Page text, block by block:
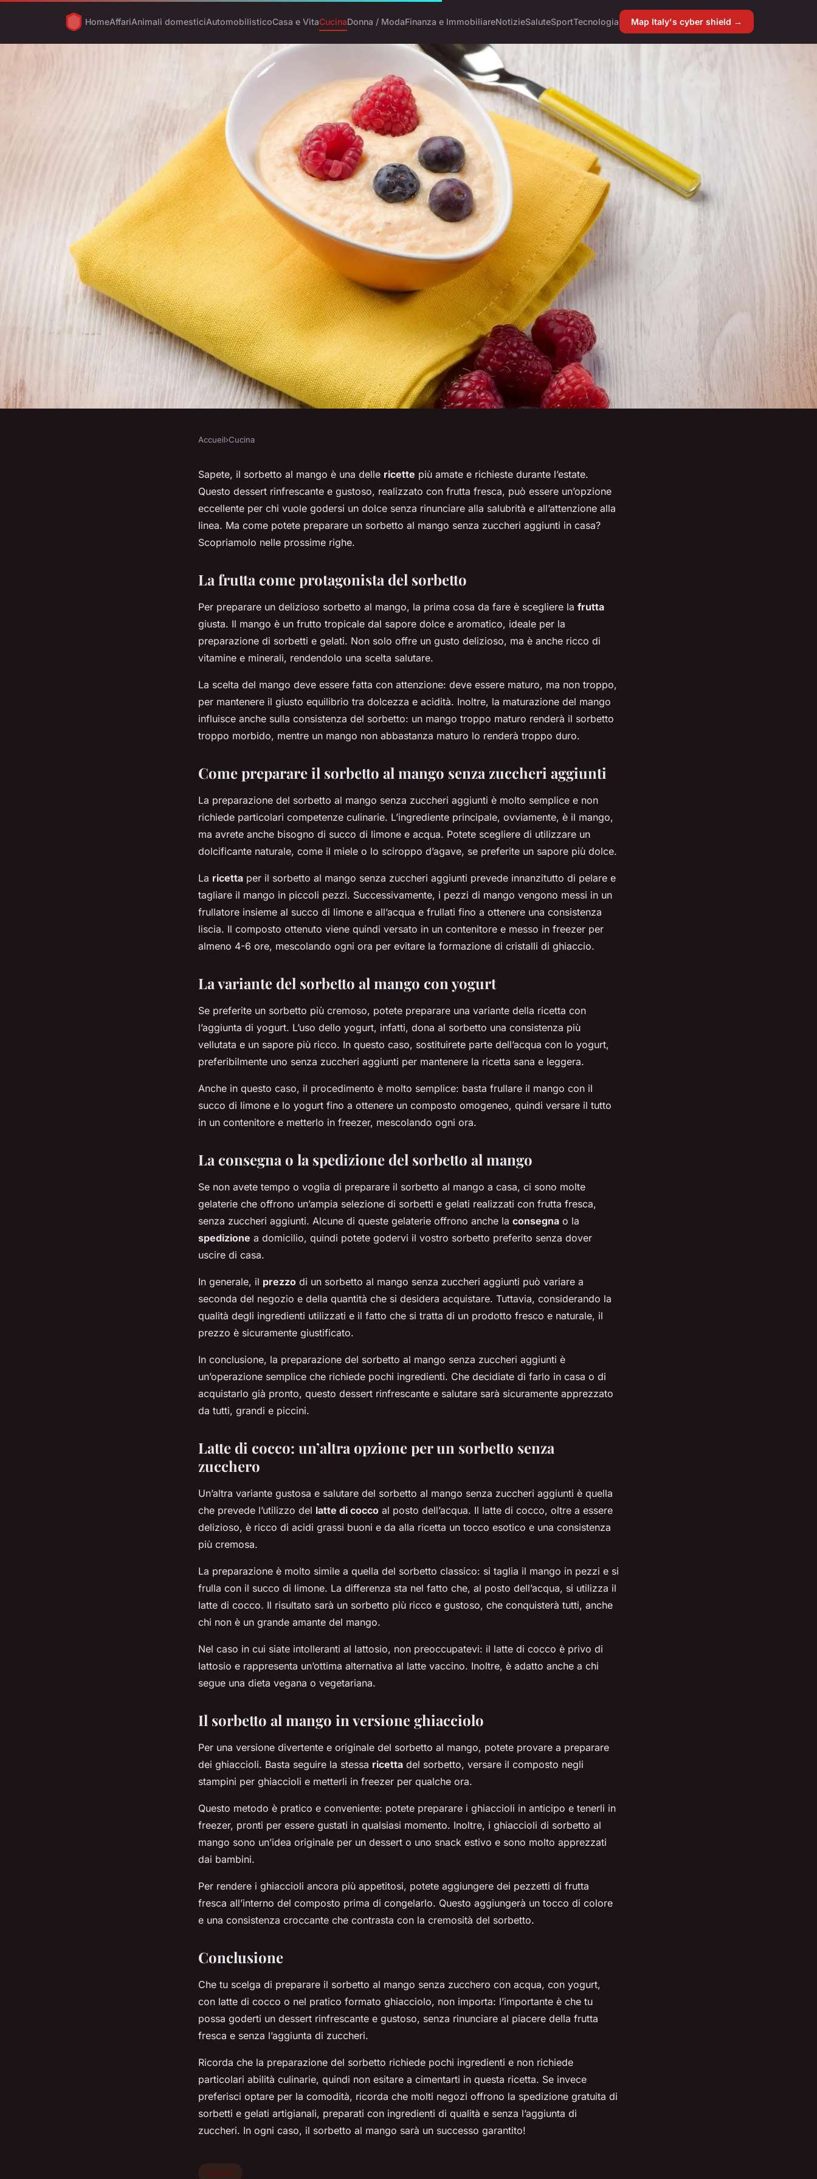
HomeAffariAnimali domesticiAutomobilisticoCasa e VitaCucinaDonna / ModaFinanza e ImmobiliareNotizieSaluteSportTecnologia Map Italy's cyber shield →
Come si prepara un sorbetto al mango
senza zuccheri aggiunti?
Accueil›Cucina
Sapete, il sorbetto al mango è una delle ricette più amate e richieste durante l’estate.
Questo dessert rinfrescante e gustoso, realizzato con frutta fresca, può essere un’opzione
eccellente per chi vuole godersi un dolce senza rinunciare alla salubrità e all’attenzione alla
linea. Ma come potete preparare un sorbetto al mango senza zuccheri aggiunti in casa?
Scopriamolo nelle prossime righe.
La frutta come protagonista del sorbetto
Per preparare un delizioso sorbetto al mango, la prima cosa da fare è scegliere la frutta
giusta. Il mango è un frutto tropicale dal sapore dolce e aromatico, ideale per la
preparazione di sorbetti e gelati. Non solo offre un gusto delizioso, ma è anche ricco di
vitamine e minerali, rendendolo una scelta salutare.
La scelta del mango deve essere fatta con attenzione: deve essere maturo, ma non troppo,
per mantenere il giusto equilibrio tra dolcezza e acidità. Inoltre, la maturazione del mango
influisce anche sulla consistenza del sorbetto: un mango troppo maturo renderà il sorbetto
troppo morbido, mentre un mango non abbastanza maturo lo renderà troppo duro.
Come preparare il sorbetto al mango senza zuccheri aggiunti
La preparazione del sorbetto al mango senza zuccheri aggiunti è molto semplice e non
richiede particolari competenze culinarie. L’ingrediente principale, ovviamente, è il mango,
ma avrete anche bisogno di succo di limone e acqua. Potete scegliere di utilizzare un
dolcificante naturale, come il miele o lo sciroppo d’agave, se preferite un sapore più dolce.
La ricetta per il sorbetto al mango senza zuccheri aggiunti prevede innanzitutto di pelare e
tagliare il mango in piccoli pezzi. Successivamente, i pezzi di mango vengono messi in un
frullatore insieme al succo di limone e all’acqua e frullati fino a ottenere una consistenza
liscia. Il composto ottenuto viene quindi versato in un contenitore e messo in freezer per
almeno 4-6 ore, mescolando ogni ora per evitare la formazione di cristalli di ghiaccio.
La variante del sorbetto al mango con yogurt
Se preferite un sorbetto più cremoso, potete preparare una variante della ricetta con
l’aggiunta di yogurt. L’uso dello yogurt, infatti, dona al sorbetto una consistenza più
vellutata e un sapore più ricco. In questo caso, sostituirete parte dell’acqua con lo yogurt,
preferibilmente uno senza zuccheri aggiunti per mantenere la ricetta sana e leggera.
Anche in questo caso, il procedimento è molto semplice: basta frullare il mango con il
succo di limone e lo yogurt fino a ottenere un composto omogeneo, quindi versare il tutto
in un contenitore e metterlo in freezer, mescolando ogni ora.
La consegna o la spedizione del sorbetto al mango
Se non avete tempo o voglia di preparare il sorbetto al mango a casa, ci sono molte
gelaterie che offrono un’ampia selezione di sorbetti e gelati realizzati con frutta fresca,
senza zuccheri aggiunti. Alcune di queste gelaterie offrono anche la consegna o la
spedizione a domicilio, quindi potete godervi il vostro sorbetto preferito senza dover
uscire di casa.
In generale, il prezzo di un sorbetto al mango senza zuccheri aggiunti può variare a
seconda del negozio e della quantità che si desidera acquistare. Tuttavia, considerando la
qualità degli ingredienti utilizzati e il fatto che si tratta di un prodotto fresco e naturale, il
prezzo è sicuramente giustificato.
In conclusione, la preparazione del sorbetto al mango senza zuccheri aggiunti è
un’operazione semplice che richiede pochi ingredienti. Che decidiate di farlo in casa o di
acquistarlo già pronto, questo dessert rinfrescante e salutare sarà sicuramente apprezzato
da tutti, grandi e piccini.
Latte di cocco: un’altra opzione per un sorbetto senza
zucchero
Un’altra variante gustosa e salutare del sorbetto al mango senza zuccheri aggiunti è quella
che prevede l’utilizzo del latte di cocco al posto dell’acqua. Il latte di cocco, oltre a essere
delizioso, è ricco di acidi grassi buoni e da alla ricetta un tocco esotico e una consistenza
più cremosa.
La preparazione è molto simile a quella del sorbetto classico: si taglia il mango in pezzi e si
frulla con il succo di limone. La differenza sta nel fatto che, al posto dell’acqua, si utilizza il
latte di cocco. Il risultato sarà un sorbetto più ricco e gustoso, che conquisterà tutti, anche
chi non è un grande amante del mango.
Nel caso in cui siate intolleranti al lattosio, non preoccupatevi: il latte di cocco è privo di
lattosio e rappresenta un’ottima alternativa al latte vaccino. Inoltre, è adatto anche a chi
segue una dieta vegana o vegetariana.
Il sorbetto al mango in versione ghiacciolo
Per una versione divertente e originale del sorbetto al mango, potete provare a preparare
dei ghiaccioli. Basta seguire la stessa ricetta del sorbetto, versare il composto negli
stampini per ghiaccioli e metterli in freezer per qualche ora.
Questo metodo è pratico e conveniente: potete preparare i ghiaccioli in anticipo e tenerli in
freezer, pronti per essere gustati in qualsiasi momento. Inoltre, i ghiaccioli di sorbetto al
mango sono un’idea originale per un dessert o uno snack estivo e sono molto apprezzati
dai bambini.
Per rendere i ghiaccioli ancora più appetitosi, potete aggiungere dei pezzetti di frutta
fresca all’interno del composto prima di congelarlo. Questo aggiungerà un tocco di colore
e una consistenza croccante che contrasta con la cremosità del sorbetto.
Conclusione
Che tu scelga di preparare il sorbetto al mango senza zucchero con acqua, con yogurt,
con latte di cocco o nel pratico formato ghiacciolo, non importa: l’importante è che tu
possa goderti un dessert rinfrescante e gustoso, senza rinunciare al piacere della frutta
fresca e senza l’aggiunta di zuccheri.
Ricorda che la preparazione del sorbetto richiede pochi ingredienti e non richiede
particolari abilità culinarie, quindi non esitare a cimentarti in questa ricetta. Se invece
preferisci optare per la comodità, ricorda che molti negozi offrono la spedizione gratuita di
sorbetti e gelati artigianali, preparati con ingredienti di qualità e senza l’aggiunta di
zuccheri. In ogni caso, il sorbetto al mango sarà un successo garantito!
Cucina